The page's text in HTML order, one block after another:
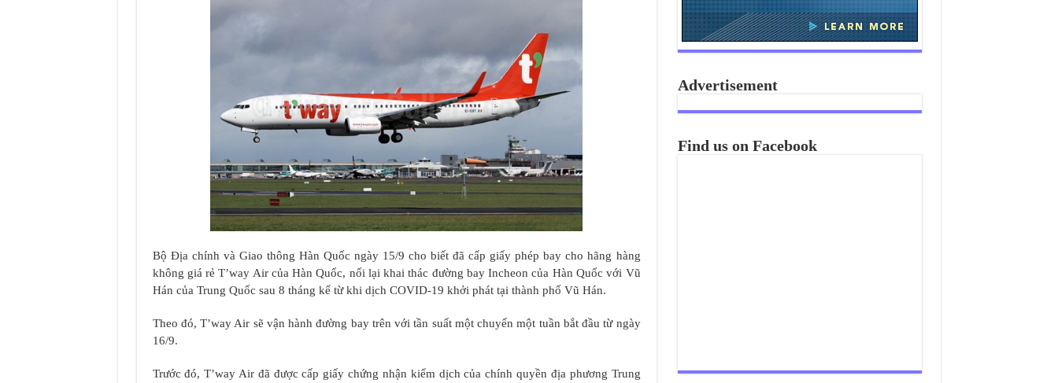
Bộ Địa chính và Giao thông Hàn Quốc ngày 15/9 cho biết đã cấp giấy phép bay cho hãng hàng
không giá rẻ T’way Air của Hàn Quốc, nối lại khai thác đường bay Incheon của Hàn Quốc với Vũ
Hán của Trung Quốc sau 8 tháng kể từ khi dịch COVID-19 khởi phát tại thành phố Vũ Hán.
Theo đó, T’way Air sẽ vận hành đường bay trên với tần suất một chuyến một tuần bắt đầu từ ngày
16/9.
Trước đó, T’way Air đã được cấp giấy chứng nhận kiểm dịch của chính quyền địa phương Trung
Advertisement
Find us on Facebook